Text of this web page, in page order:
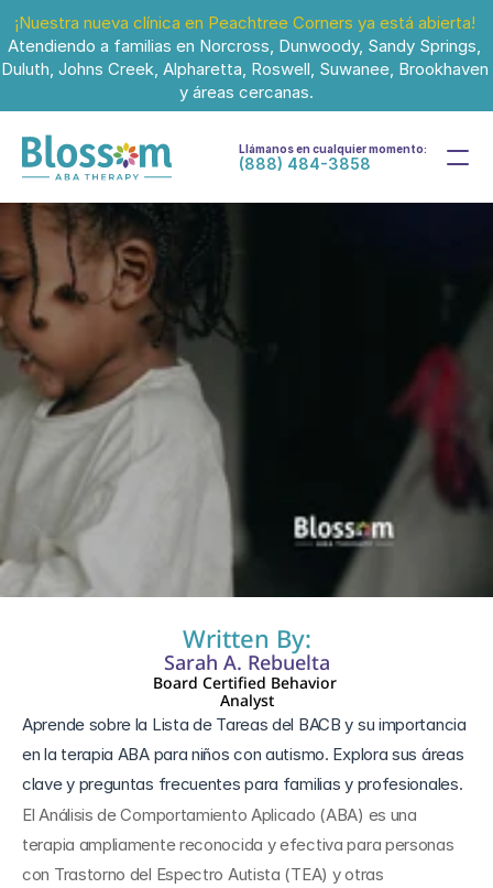
¡Nuestra nueva clínica en Peachtree Corners ya está abierta!
Atendiendo a familias en Norcross, Dunwoody, Sandy Springs,
Duluth, Johns Creek, Alpharetta, Roswell, Suwanee, Brookhaven
y áreas cercanas.
Llámanos en cualquier momento:
(888) 484-3858
11 oct 2024
Written By:
Sarah A. Rebuelta
Board Certified Behavior
Analyst
Aprende sobre la Lista de Tareas del BACB y su importancia
en la terapia ABA para niños con autismo. Explora sus áreas
clave y preguntas frecuentes para familias y profesionales.
El Análisis de Comportamiento Aplicado (ABA) es una
terapia ampliamente reconocida y efectiva para personas
con Trastorno del Espectro Autista (TEA) y otras